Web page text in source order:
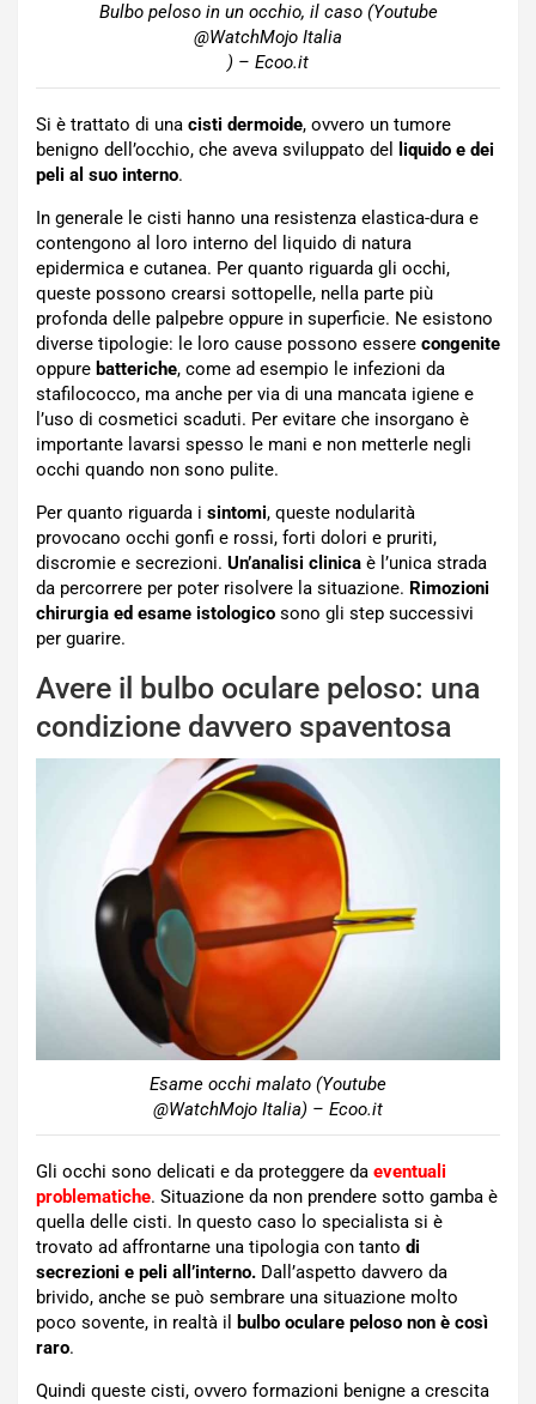
Bulbo peloso in un occhio, il caso (Youtube
@WatchMojo Italia
) – Ecoo.it
Si è trattato di una cisti dermoide, ovvero un tumore
benigno dell’occhio, che aveva sviluppato del
liquido e dei
peli al suo interno.
In generale le cisti hanno una resistenza elastica-dura e
contengono al loro interno del liquido di natura
epidermica e cutanea. Per quanto riguarda gli occhi,
queste possono crearsi sottopelle, nella parte più
profonda delle palpebre oppure in superficie. Ne esistono
diverse tipologie: le loro cause possono essere congenite
oppure batteriche, come ad esempio le infezioni da
stafilococco, ma anche per via di una mancata igiene e
l’uso di cosmetici scaduti. Per evitare che insorgano è
importante lavarsi spesso le mani e non metterle negli
occhi quando non sono pulite.
Per quanto riguarda i sintomi, queste nodularità
provocano occhi gonfi e rossi, forti dolori e pruriti,
discromie e secrezioni. Un’analisi clinica è l’unica strada
da percorrere per poter risolvere la situazione. Rimozioni
chirurgia ed esame istologico sono gli step successivi
per guarire.
Avere il bulbo oculare peloso: una
condizione davvero spaventosa
Esame occhi malato (Youtube
@WatchMojo Italia) – Ecoo.it
Gli occhi sono delicati e da proteggere da eventuali
problematiche. Situazione da non prendere sotto gamba è
quella delle cisti. In questo caso lo specialista si è
trovato ad affrontarne una tipologia con tanto di
secrezioni e peli all’interno. Dall’aspetto davvero da
brivido, anche se può sembrare una situazione molto
poco sovente, in realtà il
bulbo oculare peloso non è così
raro.
Quindi queste cisti, ovvero formazioni benigne a crescita